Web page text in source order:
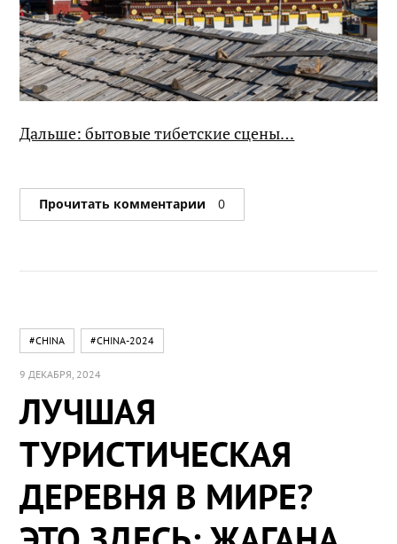
Дальше: бытовые тибетские сцены…
Прочитать комментарии 0
#CHINA #CHINA-2024
9 ДЕКАБРЯ, 2024
ЛУЧШАЯ
ТУРИСТИЧЕСКАЯ
ДЕРЕВНЯ В МИРЕ?